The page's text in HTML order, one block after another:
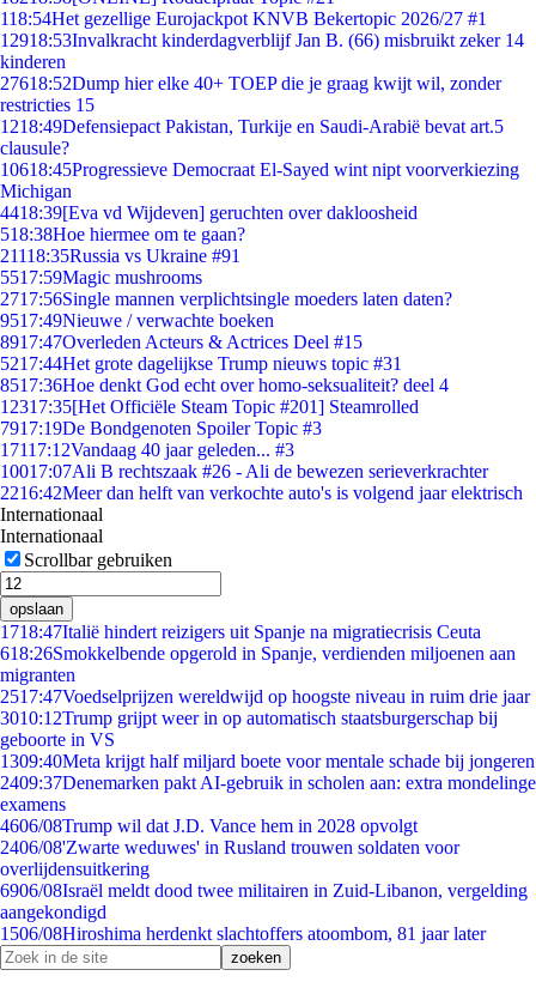
118:54Het gezellige Eurojackpot KNVB Bekertopic 2026/27 #1
12918:53Invalkracht kinderdagverblijf Jan B. (66) misbruikt zeker 14
kinderen
27618:52Dump hier elke 40+ TOEP die je graag kwijt wil, zonder
restricties 15
1218:49Defensiepact Pakistan, Turkije en Saudi-Arabië bevat art.5
clausule?
10618:45Progressieve Democraat El-Sayed wint nipt voorverkiezing
Michigan
4418:39[Eva vd Wijdeven] geruchten over dakloosheid
518:38Hoe hiermee om te gaan?
21118:35Russia vs Ukraine #91
5517:59Magic mushrooms
2717:56Single mannen verplichtsingle moeders laten daten?
9517:49Nieuwe / verwachte boeken
8917:47Overleden Acteurs & Actrices Deel #15
5217:44Het grote dagelijkse Trump nieuws topic #31
8517:36Hoe denkt God echt over homo-seksualiteit? deel 4
12317:35[Het Officiële Steam Topic #201] Steamrolled
7917:19De Bondgenoten Spoiler Topic #3
17117:12Vandaag 40 jaar geleden... #3
10017:07Ali B rechtszaak #26 - Ali de bewezen serieverkrachter
2216:42Meer dan helft van verkochte auto's is volgend jaar elektrisch
Internationaal
Internationaal
Scrollbar gebruiken
opslaan
1718:47Italië hindert reizigers uit Spanje na migratiecrisis Ceuta
618:26Smokkelbende opgerold in Spanje, verdienden miljoenen aan
migranten
2517:47Voedselprijzen wereldwijd op hoogste niveau in ruim drie jaar
3010:12Trump grijpt weer in op automatisch staatsburgerschap bij
geboorte in VS
1309:40Meta krijgt half miljard boete voor mentale schade bij jongeren
2409:37Denemarken pakt AI-gebruik in scholen aan: extra mondelinge
examens
4606/08Trump wil dat J.D. Vance hem in 2028 opvolgt
2406/08'Zwarte weduwes' in Rusland trouwen soldaten voor
overlijdensuitkering
6906/08Israël meldt dood twee militairen in Zuid-Libanon, vergelding
aangekondigd
1506/08Hiroshima herdenkt slachtoffers atoombom, 81 jaar later